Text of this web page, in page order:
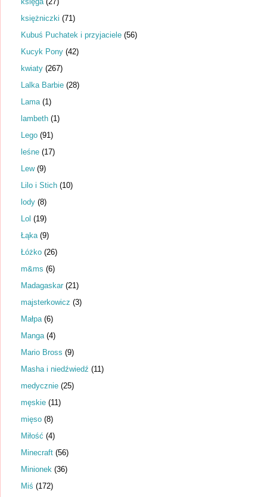
księżniczki (71)
Kubuś Puchatek i przyjaciele (56)
Kucyk Pony (42)
kwiaty (267)
Lalka Barbie (28)
Lama (1)
lambeth (1)
Lego (91)
leśne (17)
Lew (9)
Lilo i Stich (10)
lody (8)
Lol (19)
Łąka (9)
Łóżko (26)
m&ms (6)
Madagaskar (21)
majsterkowicz (3)
Małpa (6)
Manga (4)
Mario Bross (9)
Masha i niedźwiedź (11)
medycznie (25)
męskie (11)
mięso (8)
Miłość (4)
Minecraft (56)
Minionek (36)
Miś (172)